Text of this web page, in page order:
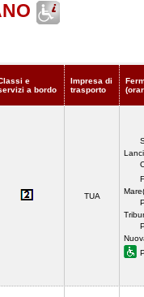
e
a bordo
Impresa di
trasporto
TUA